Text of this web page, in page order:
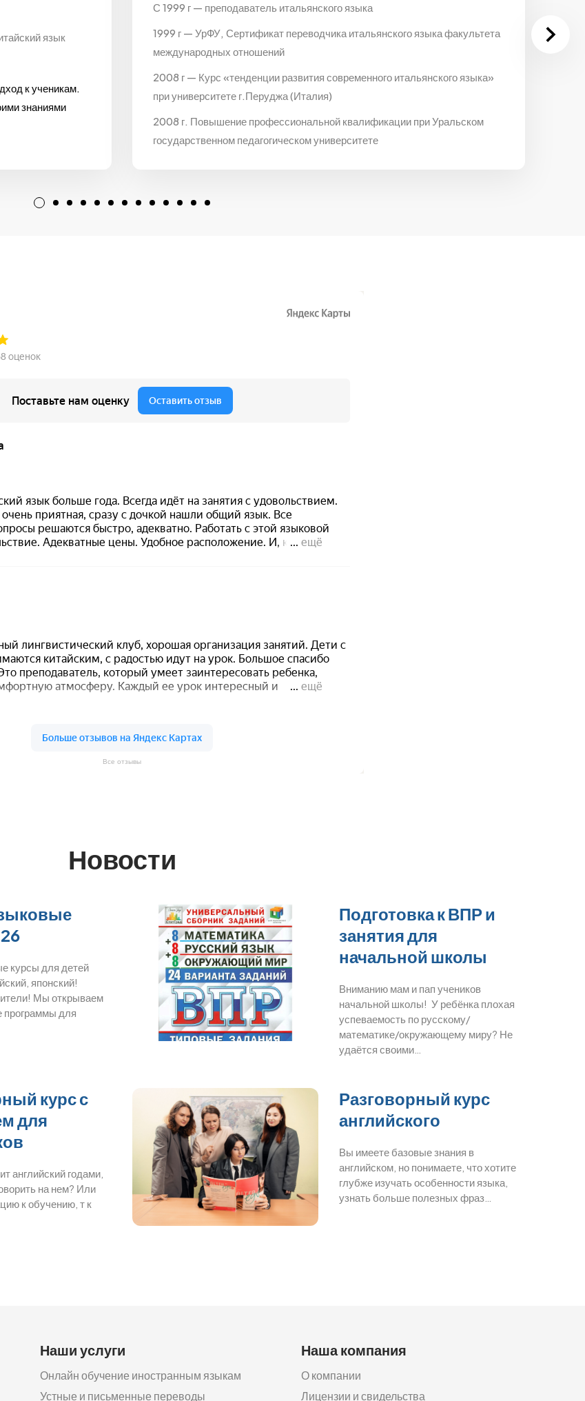
язык
к ученикам.
знаниями
С 1999 г — преподаватель итальянского языка
1999 г — УрФУ, Сертификат переводчика итальянского языка факультета
международных отношений
2008 г — Курс «тенденции развития современного итальянского языка»
при университете г.Перуджа (Италия)
2008 г. Повышение профессиональной квалификации при Уральском
государственном педагогическом университете
Все отзывы
Новости
курсы для детей
японский!
Мы открываем
программы для
Подготовка к ВПР и
занятия для
начальной школы
Вниманию мам и пап учеников
начальной школы! У ребёнка плохая
успеваемость по русскому/
математике/окружающему миру? Не
удаётся своими…
курс с
для
английский годами,
на нем? Или
к обучению, т к
Разговорный курс
английского
Вы имеете базовые знания в
английском, но понимаете, что хотите
глубже изучать особенности языка,
узнать больше полезных фраз…
Наши услуги
Онлайн обучение иностранным языкам
Устные и письменные переводы
Наша компания
О компании
Лицензии и свидельства